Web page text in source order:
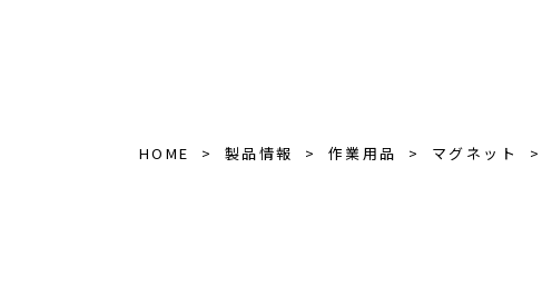
HOME 製品情報 作業用品 マグネット